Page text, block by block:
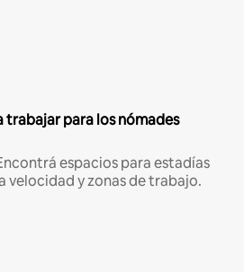
trabajar para los nómades
espacios para estadías
velocidad y zonas de trabajo.